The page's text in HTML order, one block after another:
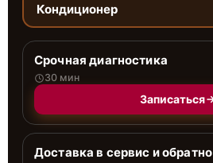
Кондиционер
Срочная диагностика
30 мин
Записаться
Доставка в сервис и обратно